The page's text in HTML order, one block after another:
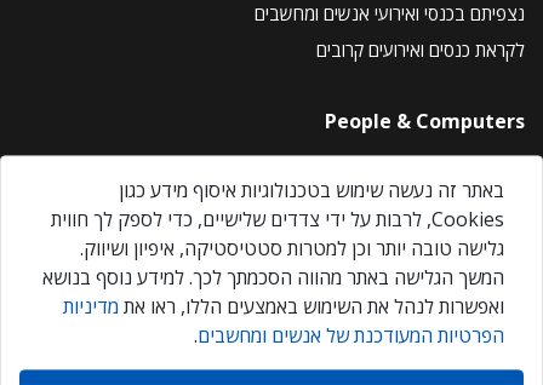
נצפיתם בכנסי ואירועי אנשים ומחשבים
לקראת כנסים ואירועים קרובים
People & Computers
About Us
Privacy Policy
Contact Us
Our Events
אנשים ומחשבים © 2026 – כל הזכויות שמורות
באתר זה נעשה שימוש בטכנולוגיות איסוף מידע כגון
Cookies, לרבות על ידי צדדים שלישיים, כדי לספק לך חווית
גלישה טובה יותר וכן למטרות סטטיסטיקה, איפיון ושיווק.
המשך הגלישה באתר מהווה הסכמתך לכך. למידע נוסף בנושא
ואפשרות לנהל את השימוש באמצעים הללו, ראו את מדיניות
הפרטיות המעודכנת של אנשים ומחשבים.